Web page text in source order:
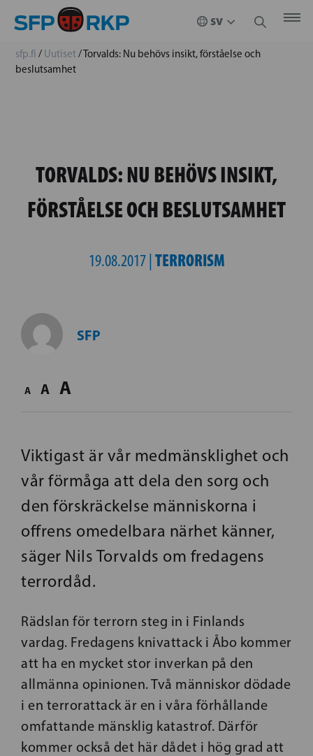
sfp.fi / Uutiset/Torvalds: Nu behövs insikt, förståelse och
beslutsamhet
TORVALDS: NU BEHÖVS INSIKT,
FÖRSTÅELSE OCH BESLUTSAMHET
19.08.2017 | TERRORISM
SFP
A A A
Viktigast är vår medmänsklighet och
vår förmåga att dela den sorg och
den förskräckelse människorna i
offrens omedelbara närhet känner,
säger Nils Torvalds om fredagens
terrordåd.
Rädslan för terrorn steg in i Finlands
vardag. Fredagens knivattack i Åbo kommer
att ha en mycket stor inverkan på den
allmänna opinionen. Två människor dödade
i en terrorattack är en i våra förhållande
omfattande mänsklig katastrof. Därför
kommer också det här dådet i hög grad att